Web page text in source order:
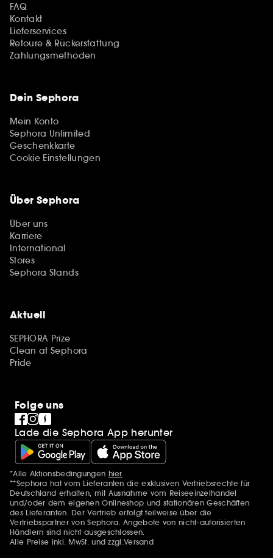
FAQ
Kontakt
Lieferservices
Retoure & Rückerstattung
Zahlungsmethoden
Dein Sephora
Mein Konto
Sephora Unlimited
Geschenkkarte
Cookie Einstellungen
Über Sephora
Über uns
Karriere
International
Stores
Sephora Stands
Aktuell
SEPHORA Prize
Clean at Sephora
Pride
Folge uns
Lade die Sephora App herunter
Zusätzlich Erwähnungen
*Alle Aktionsbedingungen hier
**Sephora hat vom Lieferanten die exklusiven Vertriebsrechte für
Deutschland erhalten, mit Ausnahme vom Reiseeinzelhandel
und/oder dem eigenen Onlineshop und stationären Geschäften
des Lieferanten. Der Vertrieb erfolgt teilweise über die
Vertriebspartner von Sephora. Angebote von nicht-autorisierten
Händlern sind nicht ausgeschlossen.
Alle Preise inkl. MwSt. und zzgl.Versand